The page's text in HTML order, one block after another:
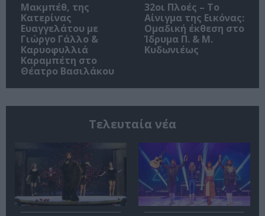
Μακμπέθ, της
Κατερίνας
Ευαγγελάτου με
Γιώργο Γάλλο &
Καρυοφυλλιά
Καραμπέτη στο
Θέατρο Βασιλάκου
32οι Πλοές – Το
Αίνιγμα της Εικόνας:
Ομαδική έκθεση στο
Ίδρυμα Π. & Μ.
Κυδωνιέως
Τελευταία νέα